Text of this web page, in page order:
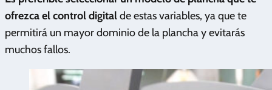
ofrezca el control digitalde estas variables, ya que te
permitirá un mayor dominio de la plancha y evitarás
muchos fallos.